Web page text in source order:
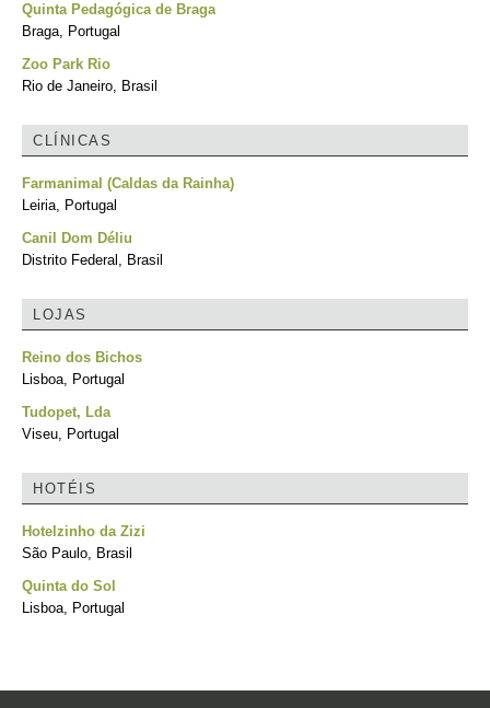
Quinta Pedagógica de Braga
Braga, Portugal
Zoo Park Rio
Rio de Janeiro, Brasil
CLÍNICAS
Farmanimal (Caldas da Rainha)
Leiria, Portugal
Canil Dom Déliu
Distrito Federal, Brasil
LOJAS
Reino dos Bichos
Lisboa, Portugal
Tudopet, Lda
Viseu, Portugal
HOTÉIS
Hotelzinho da Zizi
São Paulo, Brasil
Quinta do Sol
Lisboa, Portugal